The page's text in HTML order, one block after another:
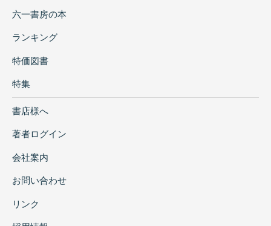
六一書房の本
ランキング
特価図書
特集
書店様へ
著者ログイン
会社案内
お問い合わせ
リンク